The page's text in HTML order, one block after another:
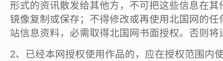
形式的资讯散发给其他方，不可把这些信息在
镜像复制或保存；不得修改或再使用北国网的
站信息资料，必需取得北国网书面授权。否则将
2、已经本网授权使用作品的，应在授权范围内